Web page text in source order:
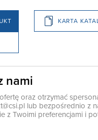
KARTA
nami
oraz otrzymać
lub bezpośrednio z
z Twoimi preferencjami i